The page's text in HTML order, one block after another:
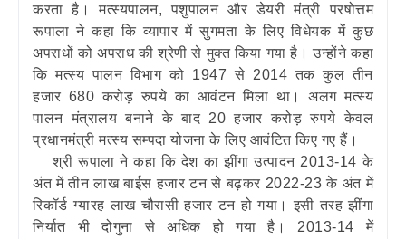
करता है। मत्स्यपालन, पशुपालन और डेयरी मंत्री परषोत्तम
रूपाला ने कहा कि व्यापार में सुगमता के लिए विधेयक में कुछ
अपराधों को अपराध की श्रेणी से मुक्त किया गया है। उन्‍होंने कहा
कि मत्स्य पालन विभाग को 1947 से 2014 तक कुल तीन
हजार 680 करोड़ रुपये का आवंटन मिला था। अलग मत्स्य
पालन मंत्रालय बनाने के बाद 20 हजार करोड़ रुपये केवल
प्रधानमंत्री मत्स्य सम्पदा योजना के लिए आवंटित किए गए हैं।
श्री रूपाला ने कहा कि देश का झींगा उत्पादन 2013-14 के
अंत में तीन लाख बाईस हजार टन से बढ़कर 2022-23 के अंत में
रिकॉर्ड ग्‍यारह लाख चौरासी हजार टन हो गया। इसी तरह झींगा
निर्यात भी दोगुना से अधिक हो गया है। 2013-14 में